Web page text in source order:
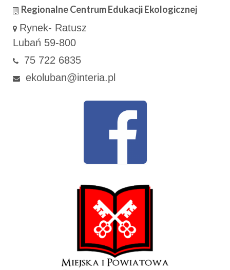
Regionalne Centrum Edukacji Ekologicznej
Rynek- Ratusz
Lubań 59-800
75 722 6835
ekoluban@interia.pl